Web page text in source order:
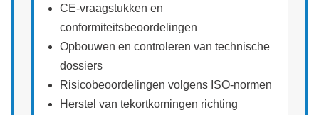
CE‑vraagstukken en
conformiteitsbeoordelingen
Opbouwen en controleren van technische
dossiers
Risicobeoordelingen volgens ISO‑normen
Herstel van tekortkomingen richting